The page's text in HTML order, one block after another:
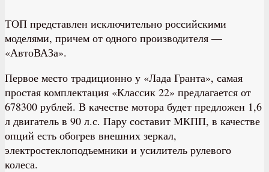
ТОП представлен исключительно российскими
моделями, причем от одного производителя —
«АвтоВАЗа».
Первое место традиционно у «Лада Гранта», самая
простая комплектация «Классик 22» предлагается от
678300 рублей. В качестве мотора будет предложен 1,6
л двигатель в 90 л.с. Пару составит МКПП, в качестве
опций есть обогрев внешних зеркал,
электростеклоподъемники и усилитель рулевого
колеса.